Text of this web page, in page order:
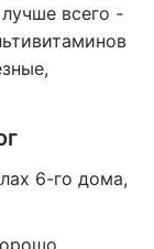
всего -
6-го дома,